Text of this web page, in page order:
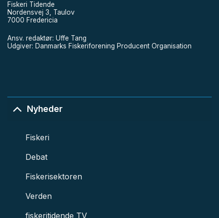
Fiskeri Tidende
Nordensvej 3, Taulov
7000 Fredericia
Ansv. redaktør: Uffe Tang
Udgiver: Danmarks Fiskeriforening Producent Organisation
Nyheder
Fiskeri
Debat
Fiskerisektoren
Verden
fiskeritidende TV